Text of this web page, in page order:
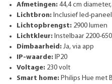
Afmetingen: 44,4 cm
Lichtbron: Inclusief led-
Lichtopbrengst: 2900 lumen
Lichtkleur: Instelbaar 2200-
Dimbaarheid: Ja, via app
IP-waarde: IP20
Voltage: 230 volt
Smart home: Philips Hue met